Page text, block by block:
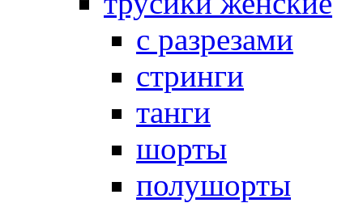
с разрезами
стринги
танги
шорты
полушорты